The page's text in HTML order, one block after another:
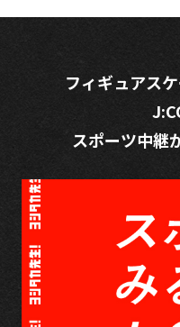
フィギュアス
スポーツ中継